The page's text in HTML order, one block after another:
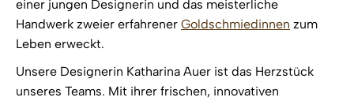
einer jungen Designerin und das meisterliche
Handwerk zweier erfahrener Goldschmiedinnen zum
Leben erweckt.
Unsere Designerin Katharina Auer ist das Herzstück
unseres Teams. Mit ihrer frischen, innovativen